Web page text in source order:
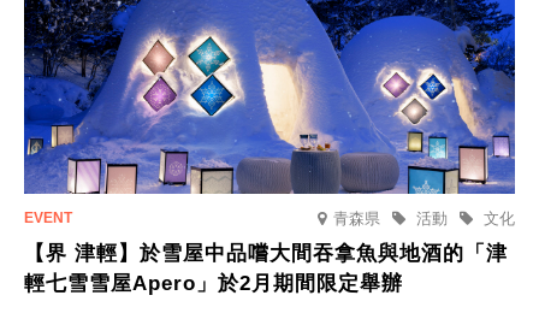
青森県 文化
活動
【界 津輕】於雪屋中品嚐大間吞拿魚與地酒的「津
輕七雪雪屋Apero」於2月期間限定舉辦